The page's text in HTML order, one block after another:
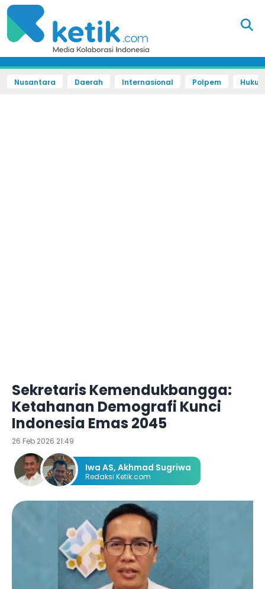
Nusantara Daerah Internasional Polpem
Sekretaris Kemendukbangga:
Ketahanan Demografi Kunci
Indonesia Emas 2045
26 Feb 2026 21:49
Iwa AS, Akhmad Sugriwa
Redaksi Ketik.com